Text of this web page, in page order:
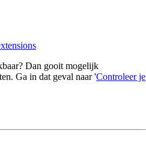
Dan gooit mogelijk
Ga in dat geval naar 'Controleer je